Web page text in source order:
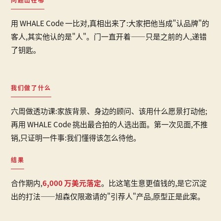
用 WHALE Code 一比对,真相出来了:大家把他当成"认品牌"的
客人,其实他认的是"人"。门一直开着——只是之前的人,递错
了钥匙。
我们做了什么
六周做透功课:家族背景、身边的顾问、该用什么愿景打动他;
再用 WHALE Code 挑出最合拍的人选出面。第一次见面,不推
销,只证明一件事:我们懂得该怎么待他。
结果
合作期内,6,000 万美元落定。比这笔生意更值钱的,是它沉淀
出的打法——旭森仅限邀请的"引荐人"产品,原型正是此案。